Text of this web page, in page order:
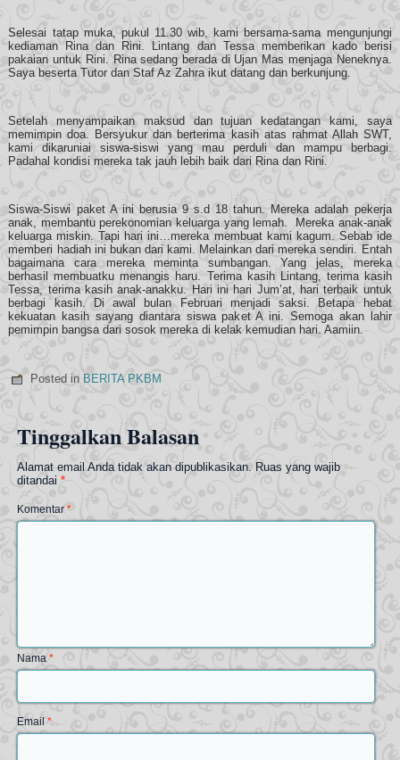
Selesai tatap muka, pukul 11.30 wib, kami bersama-sama mengunjungi
kediaman Rina dan Rini. Lintang dan Tessa memberikan kado berisi
pakaian untuk Rini. Rina sedang berada di Ujan Mas menjaga Neneknya.
Saya beserta Tutor dan Staf Az Zahra ikut datang dan berkunjung.
Setelah menyampaikan maksud dan tujuan kedatangan kami, saya
memimpin doa. Bersyukur dan berterima kasih atas rahmat Allah SWT,
kami dikaruniai siswa-siswi yang mau perduli dan mampu berbagi.
Padahal kondisi mereka tak jauh lebih baik dari Rina dan Rini.
Siswa-Siswi paket A ini berusia 9 s.d 18 tahun. Mereka adalah pekerja
anak, membantu perekonomian keluarga yang lemah. Mereka anak-anak
keluarga miskin. Tapi hari ini…mereka membuat kami kagum. Sebab ide
memberi hadiah ini bukan dari kami. Melainkan dari mereka sendiri. Entah
bagaimana cara mereka meminta sumbangan. Yang jelas, mereka
berhasil membuatku menangis haru. Terima kasih Lintang, terima kasih
Tessa, terima kasih anak-anakku. Hari ini hari Jum’at, hari terbaik untuk
berbagi kasih. Di awal bulan Februari menjadi saksi. Betapa hebat
kekuatan kasih sayang diantara siswa paket A ini. Semoga akan lahir
pemimpin bangsa dari sosok mereka di kelak kemudian hari. Aamiin.
Posted in BERITA PKBM
Tinggalkan Balasan
Alamat email Anda tidak akan dipublikasikan. Ruas yang wajib
ditandai*
Komentar*
Nama*
Email*